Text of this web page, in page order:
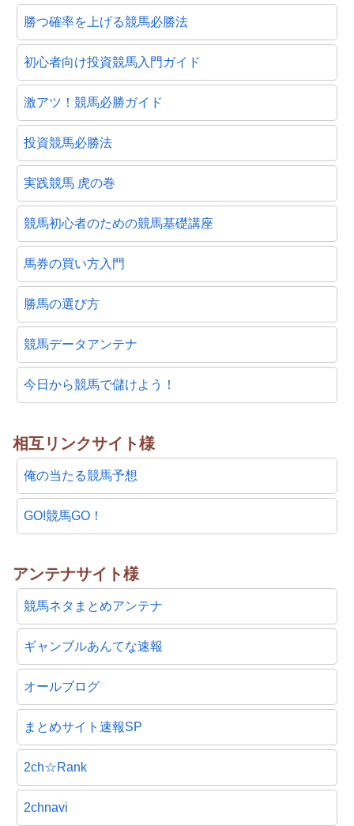
勝つ確率を上げる競馬必勝法
初心者向け投資競馬入門ガイド
激アツ！競馬必勝ガイド
投資競馬必勝法
実践競馬 虎の巻
競馬初心者のための競馬基礎講座
馬券の買い方入門
勝馬の選び方
競馬データアンテナ
今日から競馬で儲けよう！
相互リンクサイト様
俺の当たる競馬予想
GO!競馬GO！
アンテナサイト様
競馬ネタまとめアンテナ
ギャンブルあんてな速報
オールブログ
まとめサイト速報SP
2ch☆Rank
2chnavi